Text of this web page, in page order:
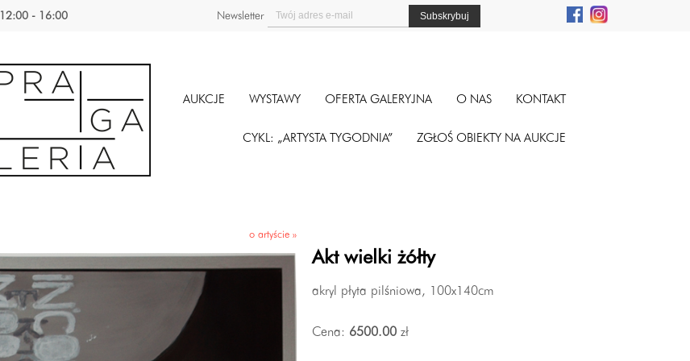
12:00 - 16:00 Newsletter
AUKCJE WYSTAWY OFERTA GALERYJNA O NAS KONTAKT
CYKL: „ARTYSTA TYGODNIA” ZGŁOŚ OBIEKTY NA AUKCJE
o artyście »
Akt wielki żółty
akryl płyta pilśniowa, 100x140cm
Cena: 6500.00zł